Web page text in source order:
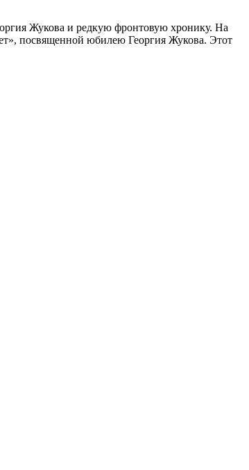
Жукова и редкую фронтовую хронику. На
посвященной юбилею Георгия Жукова. Этот